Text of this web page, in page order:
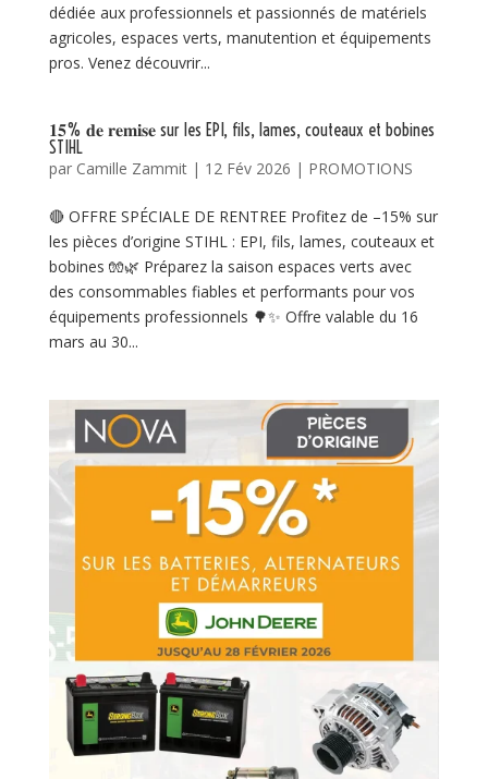
dédiée aux professionnels et passionnés de matériels
agricoles, espaces verts, manutention et équipements
pros. Venez découvrir...
𝟏𝟓% 𝐝𝐞 𝐫𝐞𝐦𝐢𝐬𝐞 sur les EPI, fils, lames, couteaux et bobines
STIHL
par Camille Zammit| 12 Fév 2026 | PROMOTIONS
🔴 OFFRE SPÉCIALE DE RENTREE Profitez de –15% sur
les pièces d’origine STIHL : EPI, fils, lames, couteaux et
bobines 🧤🌿 Préparez la saison espaces verts avec
des consommables fiables et performants pour vos
équipements professionnels 🌳✨ Offre valable du 16
mars au 30...